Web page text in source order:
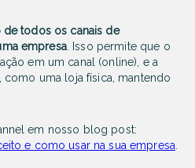
de todos os canais de
empresa. Isso permite que o
em um canal (online), e a
uma loja física, mantendo
em nosso blog post:
e como usar na sua empresa